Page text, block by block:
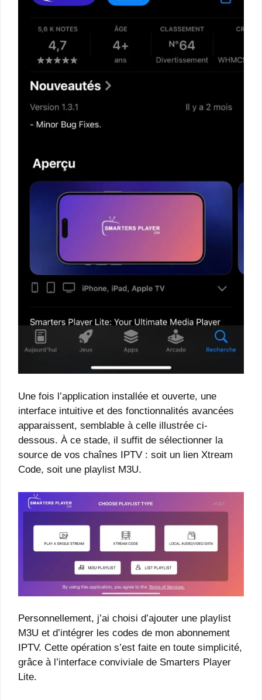
Une fois l’application installée et ouverte, une
interface intuitive et des fonctionnalités avancées
apparaissent, semblable à celle illustrée ci-
dessous. À ce stade, il suffit de sélectionner la
source de vos chaînes IPTV : soit un lien Xtream
Code, soit une playlist M3U.
Personnellement, j’ai choisi d’ajouter une playlist
M3U et d’intégrer les codes de mon abonnement
IPTV. Cette opération s’est faite en toute simplicité,
grâce à l’interface conviviale de Smarters Player
Lite.